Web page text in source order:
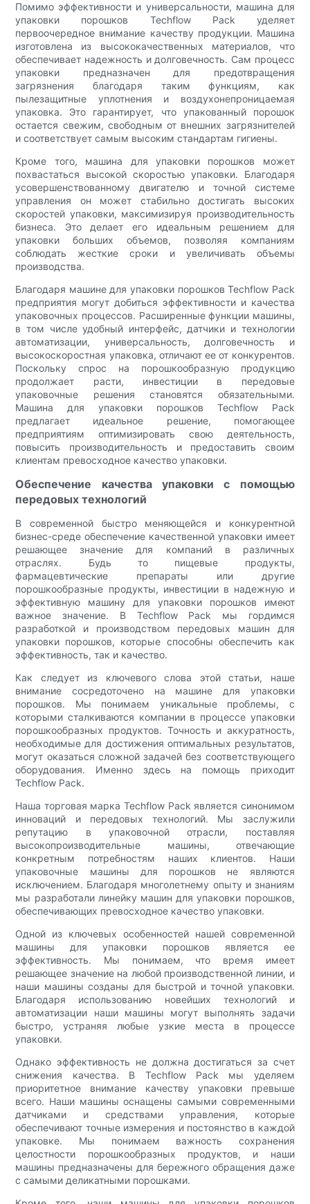
Помимо эффективности и универсальности, машина для
упаковки порошков Techflow Pack уделяет
первоочередное внимание качеству продукции. Машина
изготовлена ​​из высококачественных материалов, что
обеспечивает надежность и долговечность. Сам процесс
упаковки предназначен для предотвращения
загрязнения благодаря таким функциям, как
пылезащитные уплотнения и воздухонепроницаемая
упаковка. Это гарантирует, что упакованный порошок
остается свежим, свободным от внешних загрязнителей
и соответствует самым высоким стандартам гигиены.
Кроме того, машина для упаковки порошков может
похвастаться высокой скоростью упаковки. Благодаря
усовершенствованному двигателю и точной системе
управления он может стабильно достигать высоких
скоростей упаковки, максимизируя производительность
бизнеса. Это делает его идеальным решением для
упаковки больших объемов, позволяя компаниям
соблюдать жесткие сроки и увеличивать объемы
производства.
Благодаря машине для упаковки порошков Techflow Pack
предприятия могут добиться эффективности и качества
упаковочных процессов. Расширенные функции машины,
в том числе удобный интерфейс, датчики и технологии
автоматизации, универсальность, долговечность и
высокоскоростная упаковка, отличают ее от конкурентов.
Поскольку спрос на порошкообразную продукцию
продолжает расти, инвестиции в передовые
упаковочные решения становятся обязательными.
Машина для упаковки порошков Techflow Pack
предлагает идеальное решение, помогающее
предприятиям оптимизировать свою деятельность,
повысить производительность и предоставить своим
клиентам превосходное качество упаковки.
Обеспечение качества упаковки с помощью
передовых технологий
В современной быстро меняющейся и конкурентной
бизнес-среде обеспечение качественной упаковки имеет
решающее значение для компаний в различных
отраслях. Будь то пищевые продукты,
фармацевтические препараты или другие
порошкообразные продукты, инвестиции в надежную и
эффективную машину для упаковки порошков имеют
важное значение. В Techflow Pack мы гордимся
разработкой и производством передовых машин для
упаковки порошков, которые способны обеспечить как
эффективность, так и качество.
Как следует из ключевого слова этой статьи, наше
внимание сосредоточено на машине для упаковки
порошков. Мы понимаем уникальные проблемы, с
которыми сталкиваются компании в процессе упаковки
порошкообразных продуктов. Точность и аккуратность,
необходимые для достижения оптимальных результатов,
могут оказаться сложной задачей без соответствующего
оборудования. Именно здесь на помощь приходит
Techflow Pack.
Наша торговая марка Techflow Pack является синонимом
инноваций и передовых технологий. Мы заслужили
репутацию в упаковочной отрасли, поставляя
высокопроизводительные машины, отвечающие
конкретным потребностям наших клиентов. Наши
упаковочные машины для порошков не являются
исключением. Благодаря многолетнему опыту и знаниям
мы разработали линейку машин для упаковки порошков,
обеспечивающих превосходное качество упаковки.
Одной из ключевых особенностей нашей современной
машины для упаковки порошков является ее
эффективность. Мы понимаем, что время имеет
решающее значение на любой производственной линии, и
наши машины созданы для быстрой и точной упаковки.
Благодаря использованию новейших технологий и
автоматизации наши машины могут выполнять задачи
быстро, устраняя любые узкие места в процессе
упаковки.
Однако эффективность не должна достигаться за счет
снижения качества. В Techflow Pack мы уделяем
приоритетное внимание качеству упаковки превыше
всего. Наши машины оснащены самыми современными
датчиками и средствами управления, которые
обеспечивают точные измерения и постоянство в каждой
упаковке. Мы понимаем важность сохранения
целостности порошкообразных продуктов, и наши
машины предназначены для бережного обращения даже
с самыми деликатными порошками.